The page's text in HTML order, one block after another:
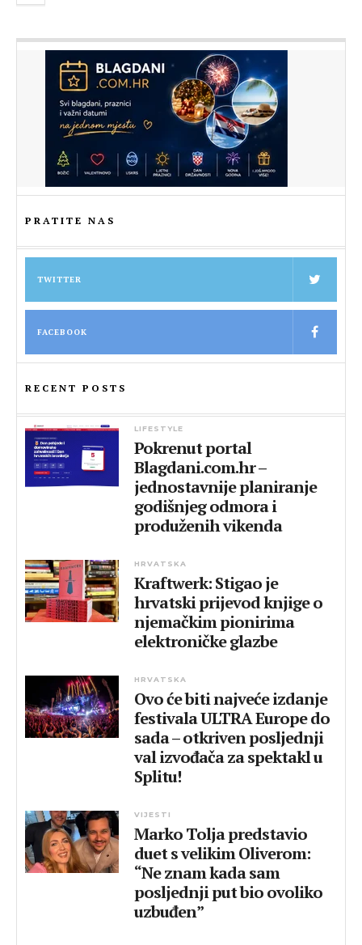
PRATITE NAS
TWITTER
FACEBOOK
RECENT POSTS
LIFESTYLE
Pokrenut portal
Blagdani.com.hr –
jednostavnije planiranje
godišnjeg odmora i
produženih vikenda
HRVATSKA
Kraftwerk: Stigao je
hrvatski prijevod knjige o
njemačkim pionirima
elektroničke glazbe
HRVATSKA
Ovo će biti najveće izdanje
festivala ULTRA Europe do
sada – otkriven posljednji
val izvođača za spektakl u
Splitu!
VIJESTI
Marko Tolja predstavio
duet s velikim Oliverom:
“Ne znam kada sam
posljednji put bio ovoliko
uzbuđen”